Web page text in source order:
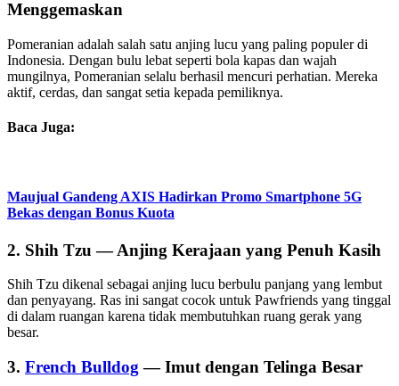
Menggemaskan
Pomeranian adalah salah satu anjing lucu yang paling populer di
Indonesia. Dengan bulu lebat seperti bola kapas dan wajah
mungilnya, Pomeranian selalu berhasil mencuri perhatian. Mereka
aktif, cerdas, dan sangat setia kepada pemiliknya.
Baca Juga:
Maujual Gandeng AXIS Hadirkan Promo Smartphone 5G
Bekas dengan Bonus Kuota
2. Shih Tzu — Anjing Kerajaan yang Penuh Kasih
Shih Tzu dikenal sebagai anjing lucu berbulu panjang yang lembut
dan penyayang. Ras ini sangat cocok untuk Pawfriends yang tinggal
di dalam ruangan karena tidak membutuhkan ruang gerak yang
besar.
3. French Bulldog — Imut dengan Telinga Besar